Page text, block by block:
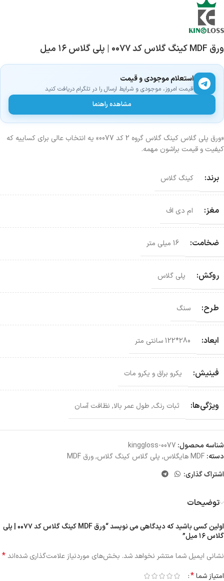
ورق MDF کینگ گلاس کد ۰۰۷۷ | پلی گلاس ۱۶ میل
استعلام موجودی و قیمت
قیمت امروز، موجودی و شرایط ارسال را در تلگرام دریافت کنید
مشاهده راهنما
«ورق پلی گلاس کینگ گلاس گروه 2 کد 0077» یه انتخاب عالی برای کساییه که
کیفیت و قیمت براشون مهمه.
برند: کینگ گلاس
مغز: ام دی اف
ضخامت: 16 میلی متر
روکش: پلی گلاس
طرح: سنگ
ابعاد: 280*122 سانتی‌ متر
فینیش: یکرو براق و یکرو مات
ویژگی‌ها: ثبات رنگ, طول عمر بالا, نظافت آسان
شناسه محصول: kinggloss-0077
دسته: MDF هایگلاس , پلی گلاس کینگ گلاس,ورق MDF
اشتراک گذاری:
توضیحات
اولین کسی باشید که دیدگاهی می نویسد “ورق MDF کینگ گلاس کد ۰۰۷۷ | پلی
گلاس ۱۶ میل”
نشانی ایمیل شما منتشر نخواهد شد. بخش‌های موردنیاز علامت‌گذاری شده‌اند*
امتیاز شما*